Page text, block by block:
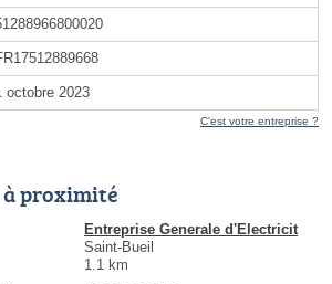
octobre 2023
C'est votre entreprise ?
proximité
Entreprise Generale d'Electricit
Saint-Bueil
1.1 km